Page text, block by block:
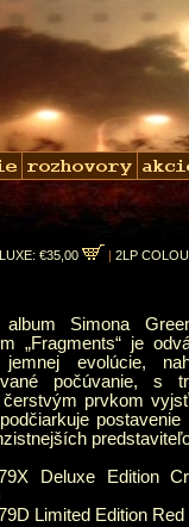
€35,00 | 2LP
album Simona
„Fragments“ je
jemnej evolúcie,
počúvanie, s
prvkom
Deluxe Edition
Limited Edition